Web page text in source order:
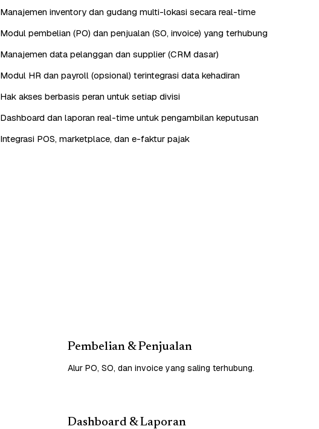
Manajemen inventory dan gudang multi-lokasi secara real-time
Modul pembelian (PO) dan penjualan (SO, invoice) yang terhubung
Manajemen data pelanggan dan supplier (CRM dasar)
Modul HR dan payroll (opsional) terintegrasi data kehadiran
Hak akses berbasis peran untuk setiap divisi
Dashboard dan laporan real-time untuk pengambilan keputusan
Integrasi POS, marketplace, dan e-faktur pajak
Pembelian & Penjualan
Alur PO, SO, dan invoice yang saling terhubung.
Dashboard & Laporan